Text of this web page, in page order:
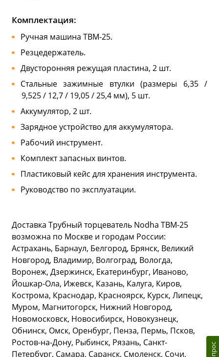
Комплектация:
Ручная машина ТВМ-25.
Резцедержатель.
Двусторонняя режущая пластина, 2 шт.
Стальные зажимные втулки (размеры 6,35 /
9,525 / 12,7 / 19,05 / 25,4 мм), 5 шт.
Аккумулятор, 2 шт.
Зарядное устройство для аккумулятора.
Рабочий инструмент.
Комплект запасных винтов.
Пластиковый кейс для хранения инструмента.
Руководство по эксплуатации.
Доставка Трубный торцеватель Nodha ТВМ-25
возможна по Москве и городам России:
Астрахань, Барнаул, Белгород, Брянск, Великий
Новгород, Владимир, Волгоград, Вологда,
Воронеж, Дзержинск, Екатеринбург, Иваново,
Йошкар-Ола, Ижевск, Казань, Калуга, Киров,
Кострома, Краснодар, Красноярск, Курск, Липецк,
Муром, Магнитогорск, Нижний Новгород,
Новомосковск, Новосибирск, Новокузнецк,
Обнинск, Омск, Оренбург, Пенза, Пермь, Псков,
Ростов-на-Дону, Рыбинск, Рязань, Санкт-
Петербург, Самара, Саранск, Смоленск, Сочи,